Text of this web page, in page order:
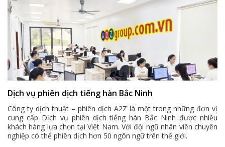
Dịch vụ phiên dịch tiếng hàn Bắc Ninh
Công ty dịch thuật – phiên dịch A2Z là một trong những đơn vị
cung cấp Dịch vụ phiên dịch tiếng hàn Bắc Ninh được nhiều
khách hàng lựa chọn tại Việt Nam. Với đội ngũ nhân viên chuyên
nghiệp có thể phiên dịch hơn 50 ngôn ngữ trên thế giới.